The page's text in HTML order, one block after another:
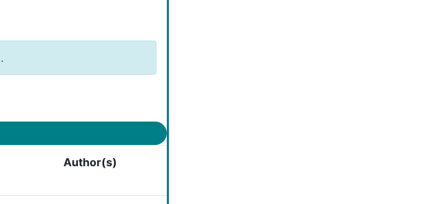
Author(s)